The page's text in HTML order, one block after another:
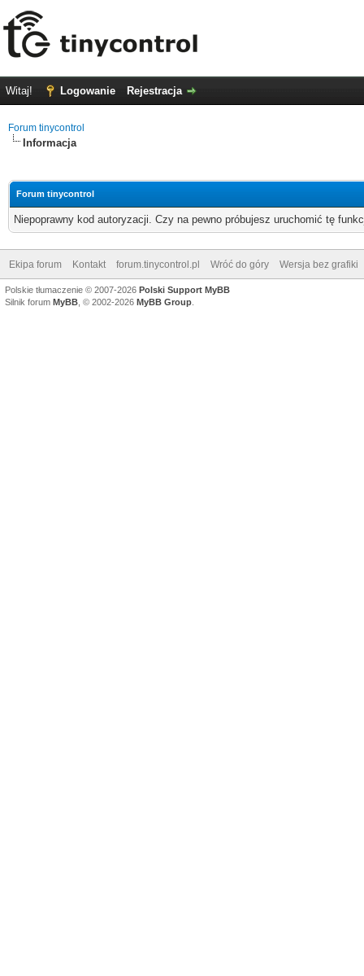
Witaj! Logowanie Rejestracja
Forum tinycontrol
Informacja
Forum tinycontrol
Niepoprawny kod autoryzacji. Czy na pewno próbujesz uruchomić tę
Ekipa forum Kontakt forum.tinycontrol.pl Wróć do góry Wersja bez grafiki
Polskie tłumaczenie © 2007-2026 Polski Support MyBB
Silnik forum MyBB , © 2002-2026 MyBB Group